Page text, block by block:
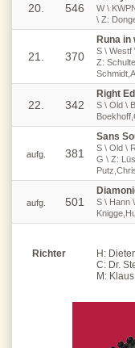
20. 546
W \
\ Z:
21. 370
Runa in
S \ Westf
Z:
22. 342
Right
S \ Old \
aufg. 381
Sans
S \ Old \
G \ Z:
aufg. 501
S \ Hann
Richter
H:
C: Dr.
M: